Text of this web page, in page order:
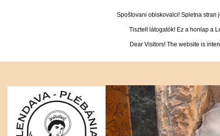
Spoštovani obiskovalci! Spletna
Tisztelt látogatók! Ez a honlap a
Dear Visitors! The website is